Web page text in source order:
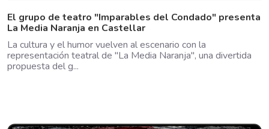
El grupo de teatro "Imparables del Condado" presenta
La Media Naranja en Castellar
La cultura y el humor vuelven al escenario con la
representación teatral de "La Media Naranja", una divertida
propuesta del g...